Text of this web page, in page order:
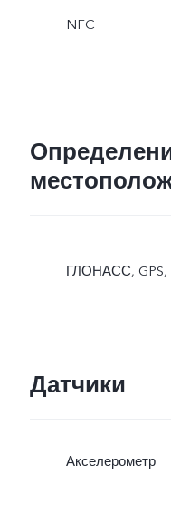
NFC
ГЛОНАСС, GPS,
Датчики
Акселерометр